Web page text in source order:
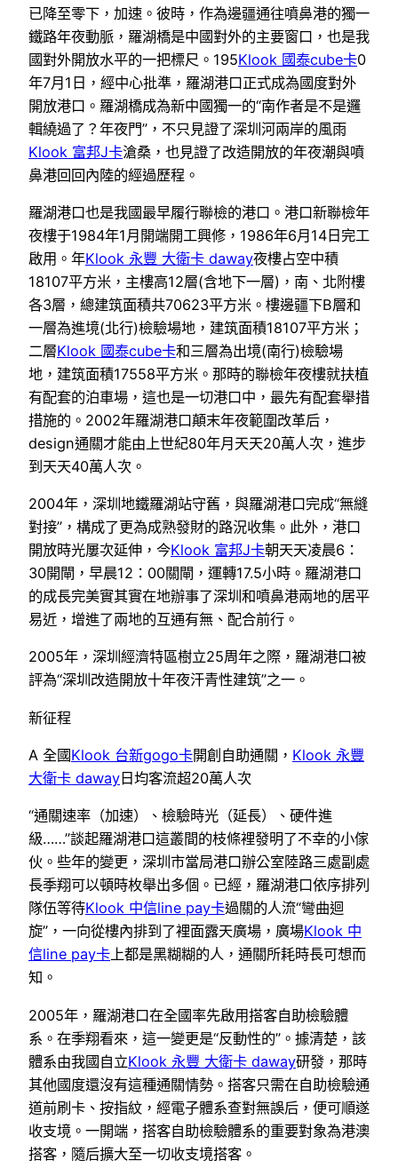
已降至零下，加速。彼時，作為邊疆通往噴鼻港的獨一
鐵路年夜動脈，羅湖橋是中國對外的主要窗口，也是我
國對外開放水平的一把標尺。195Klook 國泰cube卡0
年7月1日，經中心批準，羅湖港口正式成為國度對外
開放港口。羅湖橋成為新中國獨一的“南作者是不是邏
輯繞過了？年夜門”，不只見證了深圳河兩岸的風雨
Klook 富邦J卡滄桑，也見證了改造開放的年夜潮與噴
鼻港回回內陸的經過歷程。
羅湖港口也是我國最早履行聯檢的港口。港口新聯檢年
夜樓于1984年1月開端開工興修，1986年6月14日完工
啟用。年Klook 永豐 大衛卡 daway夜樓占空中積
18107平方米，主樓高12層(含地下一層)，南、北附樓
各3層，總建筑面積共70623平方米。樓邊疆下B層和
一層為進境(北行)檢驗場地，建筑面積18107平方米；
二層Klook 國泰cube卡和三層為出境(南行)檢驗場
地，建筑面積17558平方米。那時的聯檢年夜樓就扶植
有配套的泊車場，這也是一切港口中，最先有配套舉措
措施的。2002年羅湖港口顛末年夜範圍改革后，
design通關才能由上世紀80年月天天20萬人次，進步
到天天40萬人次。
2004年，深圳地鐵羅湖站守舊，與羅湖港口完成“無縫
對接”，構成了更為成熟發財的路況收集。此外，港口
開放時光屢次延伸，今Klook 富邦J卡朝天天凌晨6：
30開閘，早晨12：00關閘，運轉17.5小時。羅湖港口
的成長完美實其實在地辦事了深圳和噴鼻港兩地的居平
易近，增進了兩地的互通有無、配合前行。
2005年，深圳經濟特區樹立25周年之際，羅湖港口被
評為“深圳改造開放十年夜汗青性建筑”之一。
新征程
A 全國Klook 台新gogo卡開創自助通關， Klook 永豐
大衛卡 daway 日均客流超20萬人次
“通關速率（加速）、檢驗時光（延長）、硬件進
級……”談起羅湖港口這叢間的枝條裡發明了不幸的小傢
伙。些年的變更，深圳市當局港口辦公室陸路三處副處
長季翔可以頓時枚舉出多個。已經，羅湖港口依序排列
隊伍等待Klook 中信line pay卡過關的人流“彎曲迴
旋”，一向從樓內排到了裡面露天廣場，廣場Klook 中
信line pay卡上都是黑糊糊的人，通關所耗時長可想而
知。
2005年，羅湖港口在全國率先啟用搭客自助檢驗體
系。在季翔看來，這一變更是“反動性的”。據清楚，該
體系由我國自立Klook 永豐 大衛卡 daway研發，那時
其他國度還沒有這種通關情勢。搭客只需在自助檢驗通
道前刷卡、按指紋，經電子體系查對無誤后，便可順遂
收支境。一開端，搭客自助檢驗體系的重要對象為港澳
搭客，隨后擴大至一切收支境搭客。